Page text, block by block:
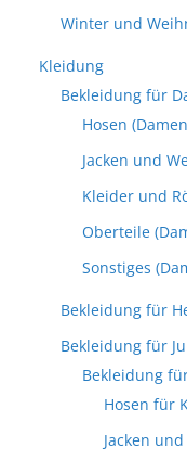
Winter und
Kleidung
Bekleidung für
Hosen
Jacken und
Kleider und
Oberteile
Sonstiges
Bekleidung für
Bekleidung für
Bekleidung
Hosen für
Jacken